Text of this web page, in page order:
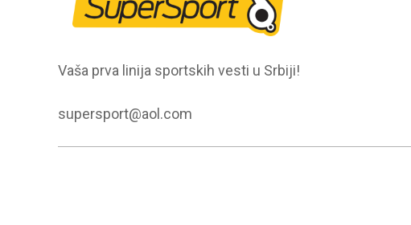
Vaša prva linija sportskih vesti u Srbiji!
supersport@aol.com